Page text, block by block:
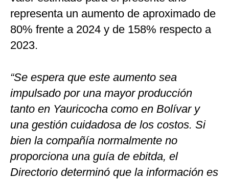
representa un aumento de aproximado de
80% frente a 2024 y de 158% respecto a
2023.
“Se espera que este aumento sea
impulsado por una mayor producción
tanto en Yauricocha como en Bolívar y
una gestión cuidadosa de los costos. Si
bien la compañía normalmente no
proporciona una guía de ebitda, el
Directorio determinó que la información es